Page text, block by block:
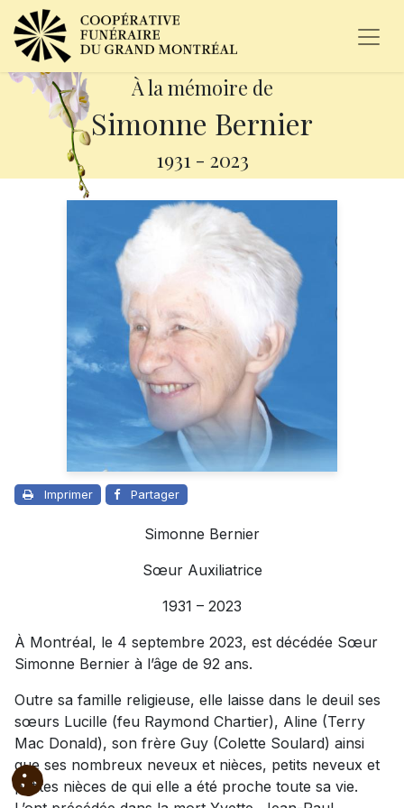
À la mémoire de
Simonne Bernier
1931 - 2023
Imprimer Partager
Simonne Bernier
Sœur Auxiliatrice
1931 – 2023
À Montréal, le 4 septembre 2023, est décédée Sœur
Simonne Bernier à l’âge de 92 ans.
Outre sa famille religieuse, elle laisse dans le deuil ses
sœurs Lucille (feu Raymond Chartier), Aline (Terry
Mac Donald), son frère Guy (Colette Soulard) ainsi
que ses nombreux neveux et nièces, petits neveux et
petites nièces de qui elle a été proche toute sa vie.